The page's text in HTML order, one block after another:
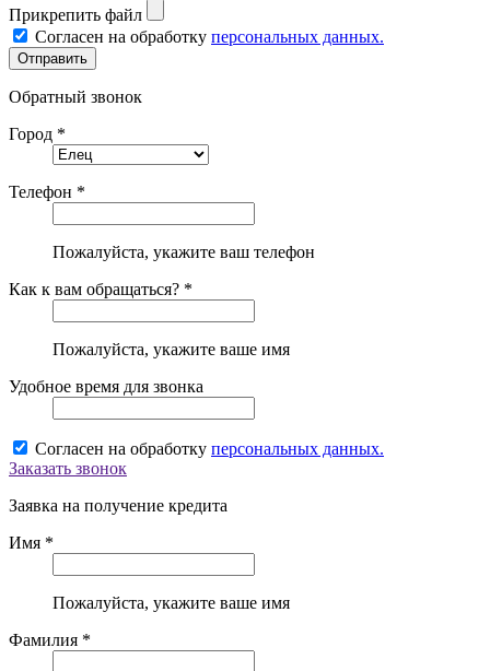
Прикрепить файл
Согласен на обработку персональных данных.
Обратный звонок
Город *
Телефон *
Пожалуйста, укажите ваш телефон
Как к вам обращаться? *
Пожалуйста, укажите ваше имя
Удобное время для звонка
Согласен на обработку персональных данных.
Заказать звонок
Заявка на получение кредита
Имя *
Пожалуйста, укажите ваше имя
Фамилия *